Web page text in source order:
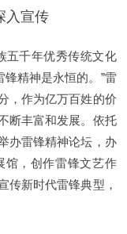
入宣传
五千年优秀传统文化
锋精神是永恒的。”雷
，作为亿万百姓的价
断丰富和发展。依托
办雷锋精神论坛，办
馆，创作雷锋文艺作
传新时代雷锋典型，